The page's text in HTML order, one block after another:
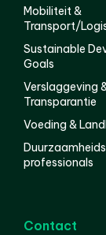
Mobiliteit &
Transport/
Sustainable
Goals
Verslaggeving
Transparantie
Voeding &
professionals
Contact